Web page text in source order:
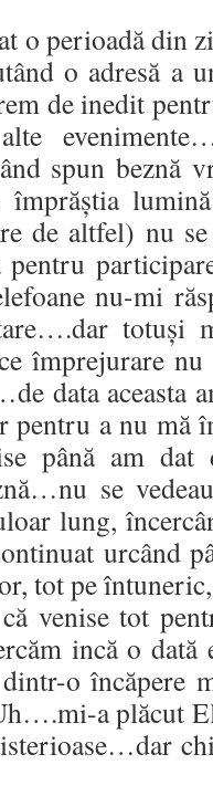
perioadă din zi
o adresă
de inedit
spun beznă
de altfel) nu
pentru
nu-mi
totuşi
împrejurare
data aceasta
pentru a nu mă
până am dat
se
lung,
urcând
tot pe
venise tot
incă o dată
o încăpere
a plăcut